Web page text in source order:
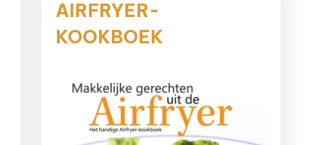
AIRFRYER-
KOOKBOEK